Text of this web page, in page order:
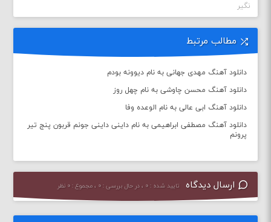
نگیر
مطالب مرتبط
دانلود آهنگ مهدی جهانی به نام دیوونه بودم
دانلود آهنگ محسن چاوشی به نام چهل روز
دانلود آهنگ ابی عالی به نام الوعده وفا
دانلود آهنگ مصطفی ابراهیمی به نام داینی داینی جونم قربون پنج تیر
پرونم
ارسال دیدگاه تایید شده : ۰ ، در حال بررسی : ۰ ، مجموع : ۰ نظر